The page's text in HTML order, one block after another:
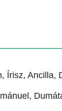
Írisz, Ancilla,